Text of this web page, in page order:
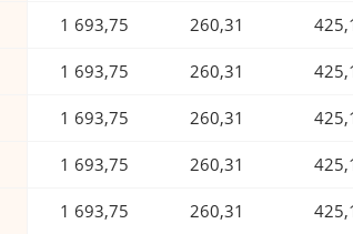
1 693,75 260,31
1 693,75 260,31
1 693,75 260,31
1 693,75 260,31
1 693,75 260,31